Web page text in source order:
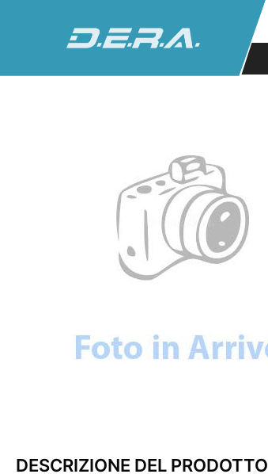
DESCRIZIONE DEL PRODOTTO